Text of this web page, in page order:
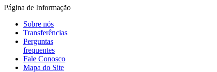
Página de Informação
Sobre nós
Transferências
Perguntas
frequentes
Fale Conosco
Mapa do Site